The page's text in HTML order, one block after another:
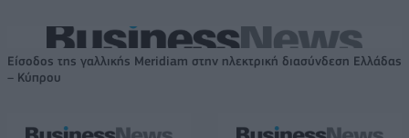
Είσοδος της γαλλικής Meridiam στην ηλεκτρική διασύνδεση Ελλάδας
– Κύπρου